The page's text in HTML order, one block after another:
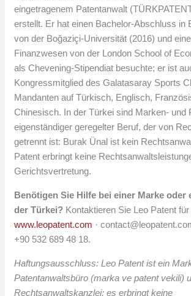
eingetragenem Patentanwalt
erstellt. Er hat einen Bachelor-Abschluss in
von der Boğaziçi-Universität (2016) und
Finanzwesen von der London School of
als Chevening-Stipendiat besuchte; er ist
Kongressmitglied des Galatasaray Sports
Mandanten auf Türkisch, Englisch,
Chinesisch. In der Türkei sind Marken- und
eigenständiger geregelter Beruf, der von
getrennt ist: Burak Ünal ist kein
Patent erbringt keine
Gerichtsvertretung.
Benötigen Sie Hilfe bei einer Marke oder
der Türkei? Kontaktieren Sie Leo Patent
www.leopatent.com ·
+90 532 689 48 18.
Haftungsausschluss: Leo Patent ist ein
Patentanwaltsbüro (marka ve patent vekili)
Rechtsanwaltskanzlei; es erbringt keine